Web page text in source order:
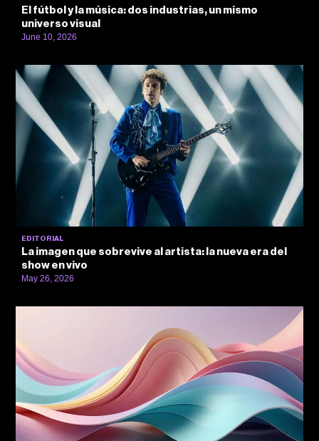
El fútbol y la música: dos industrias, un mismo
universo visual
June 10, 2026
EDITORIAL
La imagen que sobrevive al artista: la nueva era del
show en vivo
May 26, 2026